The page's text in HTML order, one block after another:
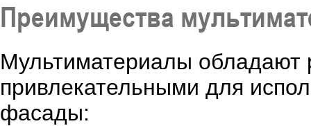
Преимущества
Мультиматериалы обладают
привлекательными для
фасады: